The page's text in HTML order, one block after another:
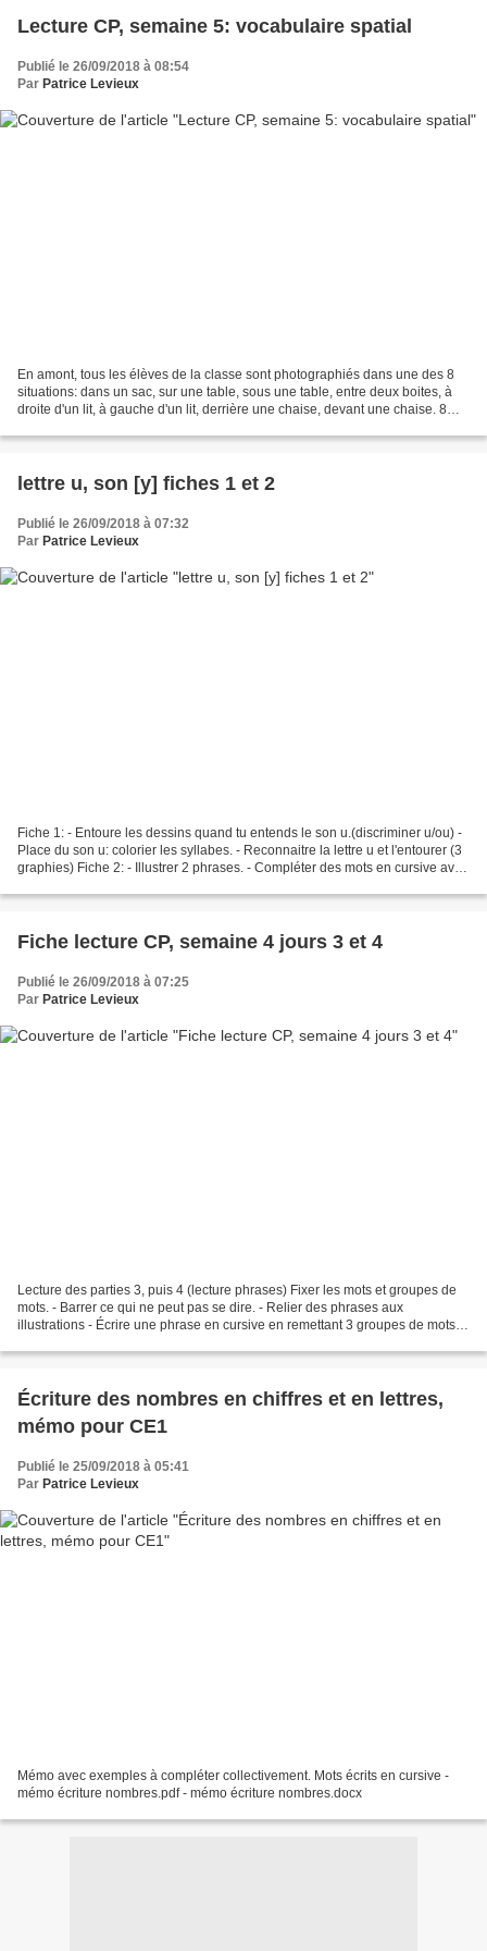
Lecture CP, semaine 5: vocabulaire spatial
Publié le 26/09/2018 à 08:54
Par Patrice Levieux
En amont, tous les élèves de la classe sont photographiés dans une des 8
situations: dans un sac, sur une table, sous une table, entre deux boites, à
droite d'un lit, à gauche d'un lit, derrière une chaise, devant une chaise. 8
lettre u, son [y] fiches 1 et 2
Publié le 26/09/2018 à 07:32
Par Patrice Levieux
Fiche 1: - Entoure les dessins quand tu entends le son u.(discriminer u/ou) -
Place du son u: colorier les syllabes. - Reconnaitre la lettre u et l'entourer (3
graphies) Fiche 2: - Illustrer 2 phrases. - Compléter des mots en cursive avec
Fiche lecture CP, semaine 4 jours 3 et 4
Publié le 26/09/2018 à 07:25
Par Patrice Levieux
Lecture des parties 3, puis 4 (lecture phrases) Fixer les mots et groupes de
mots. - Barrer ce qui ne peut pas se dire. - Relier des phrases aux
illustrations - Écrire une phrase en cursive en remettant 3 groupes de mots
Écriture des nombres en chiffres et en lettres,
mémo pour CE1
Publié le 25/09/2018 à 05:41
Par Patrice Levieux
Mémo avec exemples à compléter collectivement. Mots écrits en cursive -
mémo écriture nombres.pdf - mémo écriture nombres.docx